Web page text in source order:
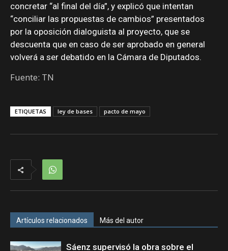
concretar “al final del día”, y explicó que intentan
“conciliar las propuestas de cambios” presentados
por la oposición dialoguista al proyecto, que se
descuenta que en caso de ser aprobado en general
volverá a ser debatido en la Cámara de Diputados.
Fuente: TN
ETIQUETAS ley de bases pacto de mayo
Artículos relacionados Más del autor
Sáenz supervisó la obra sobre el